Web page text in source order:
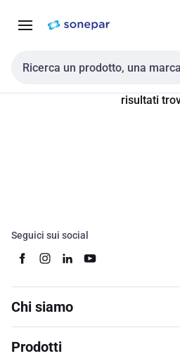
navigazione alla
Cerca input
risultati
Seguici sui social
Chi siamo
Prodotti